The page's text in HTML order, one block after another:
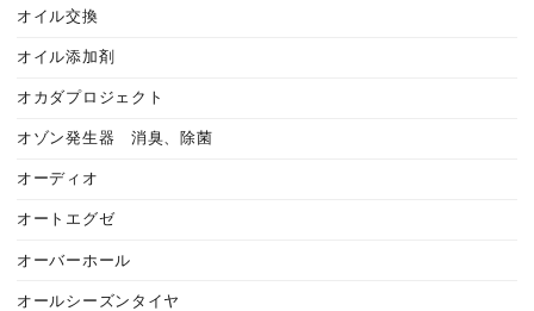
オイル交換
オイル添加剤
オカダプロジェクト
オゾン発生器 消臭、除菌
オーディオ
オートエグゼ
オーバーホール
オールシーズンタイヤ